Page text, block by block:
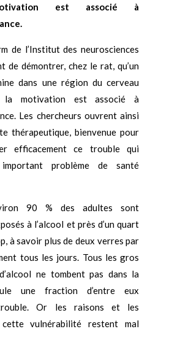
est associé à
de l’Institut des neurosciences
de démontrer, chez le rat, qu’un
dans une région du cerveau
la motivation est associé à
Les chercheurs ouvrent ainsi
thérapeutique, bienvenue pour
efficacement ce trouble qui
problème de santé
90 % des adultes sont
à l’alcool et près d’un quart
à savoir plus de deux verres par
tous les jours. Tous les gros
ne tombent pas dans la
une fraction d’entre eux
Or les raisons et les
cette vulnérabilité restent mal